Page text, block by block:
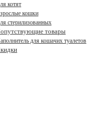
котят
кошки
стерилизованных
товары
для кошачих туалетов